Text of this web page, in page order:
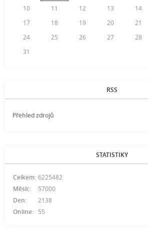
10
11 12 13 14
17
18 19 20 21
24
25 26 27 28
31
RSS
Přehled zdrojů
STATISTIKY
Online: 55
Celkem: 6225482
Měsíc:
57000
Den:
2138